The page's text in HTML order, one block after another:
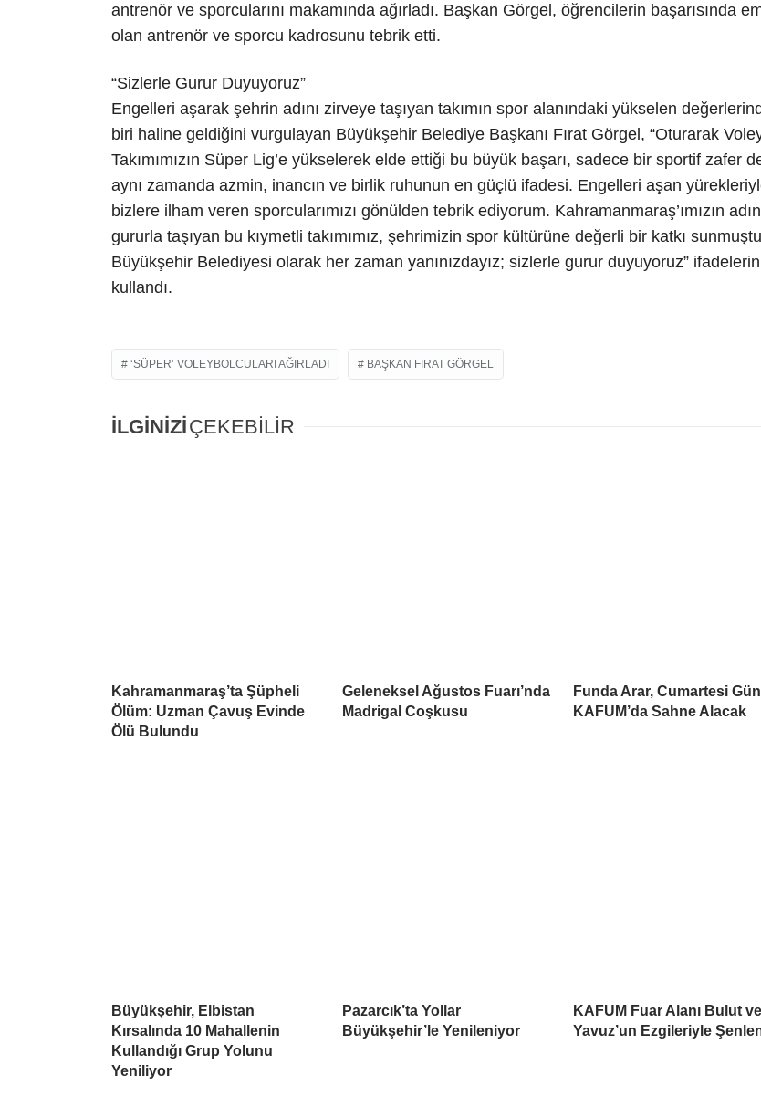
antrenör ve sporcularını makamında ağırladı. Başkan Görgel, öğrencilerin başarısında
olan antrenör ve sporcu kadrosunu tebrik etti.
“Sizlerle Gurur Duyuyoruz”
Engelleri aşarak şehrin adını zirveye taşıyan takımın spor alanındaki yükselen
biri haline geldiğini vurgulayan Büyükşehir Belediye Başkanı Fırat Görgel, “Oturarak
Takımımızın Süper Lig’e yükselerek elde ettiği bu büyük başarı, sadece bir sportif zafer
aynı zamanda azmin, inancın ve birlik ruhunun en güçlü ifadesi. Engelleri aşan
bizlere ilham veren sporcularımızı gönülden tebrik ediyorum. Kahramanmaraş’ımızın
gururla taşıyan bu kıymetli takımımız, şehrimizin spor kültürüne değerli bir katkı
Büyükşehir Belediyesi olarak her zaman yanınızdayız; sizlerle gurur duyuyoruz”
kullandı.
‘SÜPER’ VOLEYBOLCULARI AĞIRLADI BAŞKAN FIRAT GÖRGEL
İLGİNİZİÇEKEBİLİR
Kahramanmaraş’ta Şüpheli
Ölüm: Uzman Çavuş Evinde
Ölü Bulundu
Geleneksel Ağustos Fuarı’nda
Madrigal Coşkusu
Funda Arar, Cumartesi
KAFUM’da Sahne Alacak
Büyükşehir, Elbistan
Kırsalında 10 Mahallenin
Kullandığı Grup Yolunu
Yeniliyor
Pazarcık’ta Yollar
Büyükşehir’le Yenileniyor
KAFUM Fuar Alanı Bulut ve
Yavuz’un Ezgileriyle